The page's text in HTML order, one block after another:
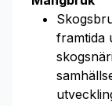
framtida